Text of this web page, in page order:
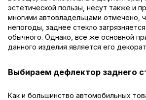
эстетической пользы, несут также и
многими автовладельцами отмечено,
непогоды, заднее стекло
обычного. Однако, все же основной
данного изделия является его
Выбираем дефлектор заднего
Как и большинство автомобильных